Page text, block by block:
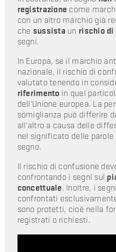
registrazione come
con un altro marchio già
che sussista un rischio di
segni.
In Europa, se il marchio
nazionale, il rischio di
valutato tenendo in
riferimento in quel
dell'Unione europea. La
somiglianza può differire
all'altro a causa delle
nel significato delle
segno.
Il rischio di confusione
confrontando i segni sul
concettuale. Inoltre, i
confrontati
sono protetti, cioè nella
registrati o richiesti.